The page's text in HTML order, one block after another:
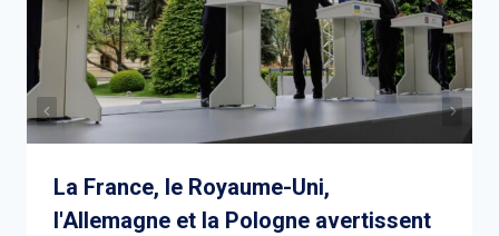
La France, le Royaume-Uni,
l'Allemagne et la Pologne avertissent